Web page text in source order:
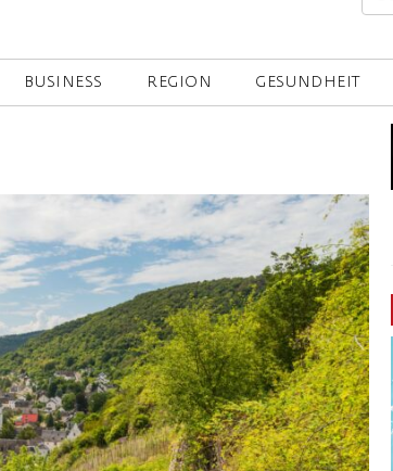
BUSINESS REGION GESUNDHEIT